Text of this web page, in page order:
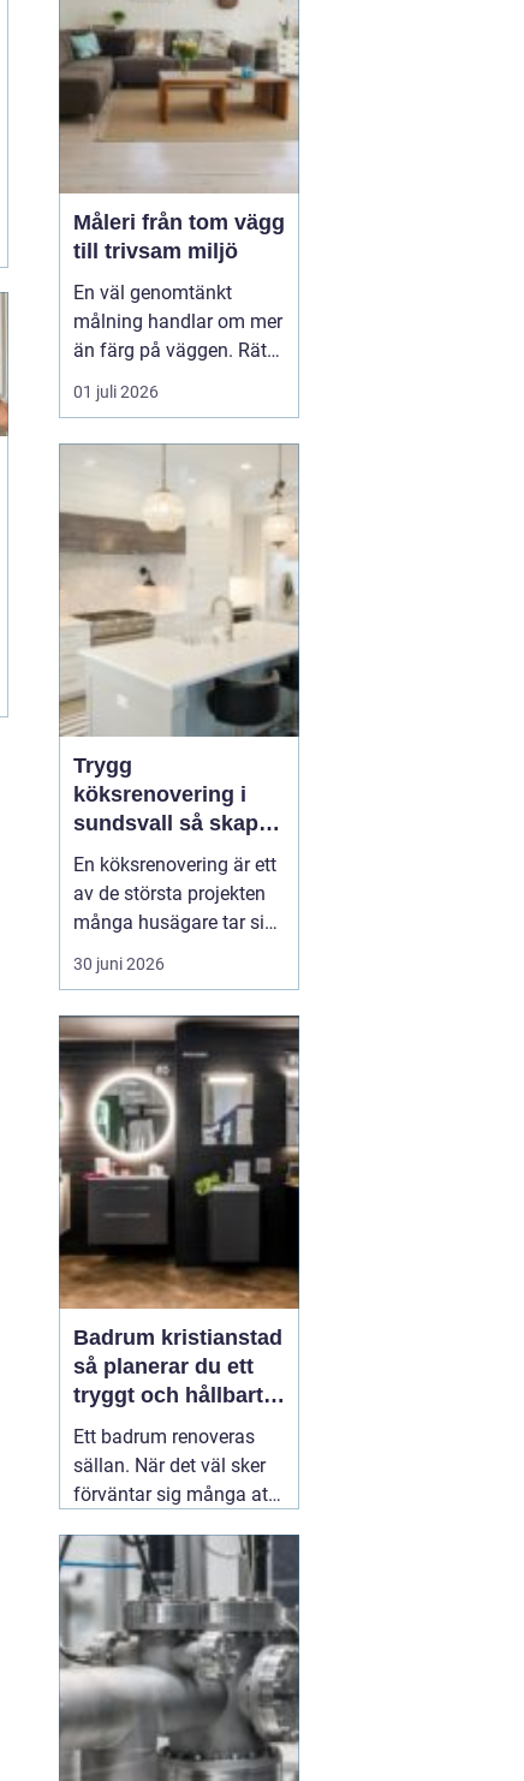
Måleri från tom vägg
till trivsam miljö
En väl genomtänkt
målning handlar om mer
än färg på väggen. Rätt
kulörer, noggrant
underarbete och en
förändra hur ett hem
eller en arbetsplats
upplevs. Med
måleri
går
det att s...
01 juli 2026
Trygg
köksrenovering i
sundsvall så skapar
du ett kök som
håller länge
En köksrenovering är ett
av de största projekten
många husägare tar sig
an. Kostnaderna är ofta
höga, arbetet påverkar
ska hålla i många år. För
den som planerar
köksrenovering...
30 juni 2026
Badrum kristianstad
så planerar du ett
tryggt och hållbart
badrumsprojekt
Ett badrum renoveras
sällan. När det väl sker
förväntar sig många att
2030 år. Därför spelar
planering, materialval
och val av hantverkare
stor roll. För den som
funderar på03 juni 2026